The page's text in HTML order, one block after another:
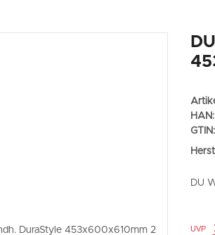
HAN:
GTIN:
DU
UVP